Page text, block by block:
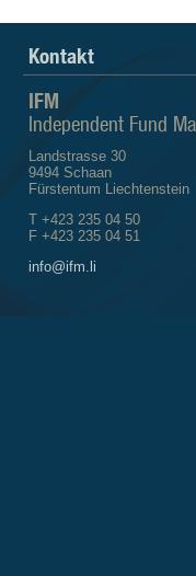
Kontakt
IFM
Independent Fund
Landstrasse 30
9494 Schaan
Fürstentum Liechtenstein
T +423 235 04 50
F +423 235 04 51
info@ifm.li